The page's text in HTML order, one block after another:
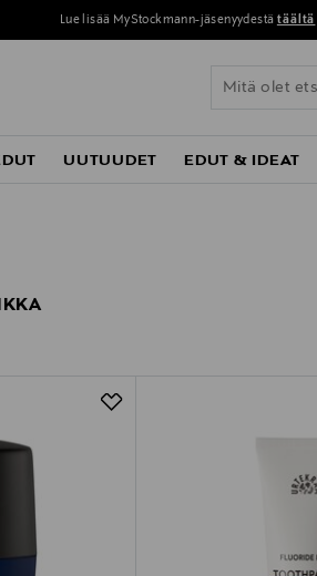
Lue lisää MyStockmann-jäsenyydestä täältä
UUTUUDET EDUT & IDEAT